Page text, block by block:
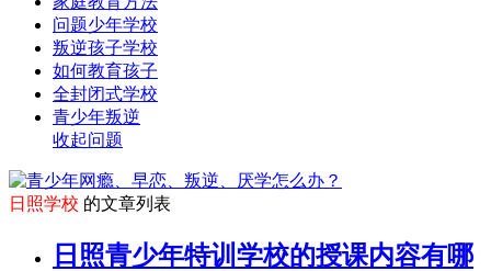
问题少年学校
叛逆孩子学校
如何教育孩子
全封闭式学校
青少年叛逆
收起问题
日照学校 的文章列表
日照青少年特训学校的授课内容有哪